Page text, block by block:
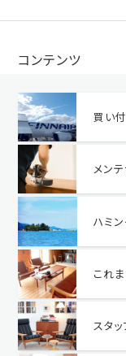
コンテンツ
買い
メン
ハミ
これ
スタ